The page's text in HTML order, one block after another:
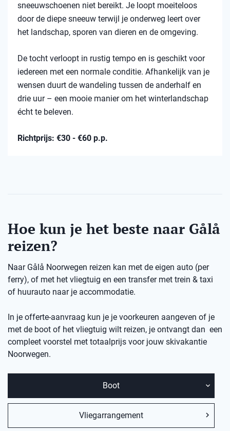
sneeuwschoenen niet bereikt. Je loopt moeiteloos
door de diepe sneeuw terwijl je onderweg leert over
het landschap, sporen van dieren en de omgeving.
De tocht verloopt in rustig tempo en is geschikt voor
iedereen met een normale conditie. Afhankelijk van je
wensen duurt de wandeling tussen de anderhalf en
drie uur – een mooie manier om het winterlandschap
écht te beleven.
Richtprijs: €30 - €60 p.p.
Hoe kun je het beste naar Gålå
reizen?
Naar Gålå Noorwegen reizen kan met de eigen auto (per
ferry), of met het vliegtuig en een transfer met trein & taxi
of huurauto naar je accommodatie.
In je offerte-aanvraag kun je je voorkeuren aangeven of je
met de boot of het vliegtuig wilt reizen, je ontvangt dan een
compleet voorstel met totaalprijs voor jouw skivakantie
Noorwegen.
Boot
Vliegarrangement